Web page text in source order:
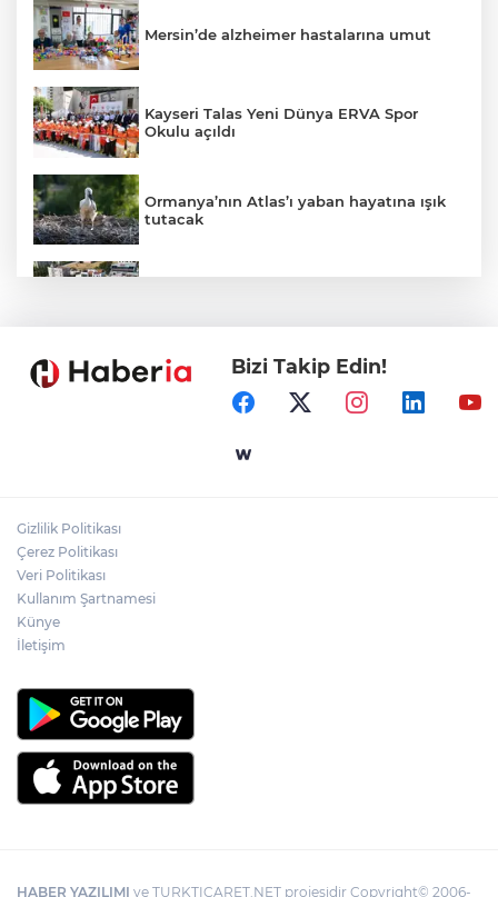
Mersin’de alzheimer hastalarına umut
Kayseri Talas Yeni Dünya ERVA Spor
Okulu açıldı
Ormanya’nın Atlas’ı yaban hayatına ışık
tutacak
Kayseri Melikgazi'den ücretsiz yaz
Bizi Takip Edin!
Gizlilik Politikası
Çerez Politikası
Veri Politikası
Kullanım Şartnamesi
Künye
İletişim
HABER YAZILIMI ve TURKTICARET.NET projesidir Copyright© 2006-